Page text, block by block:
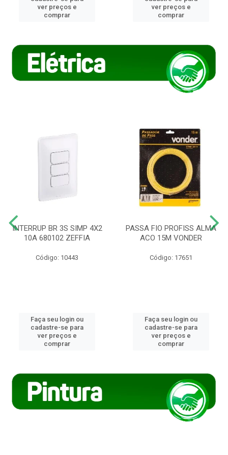
ver preços e
comprar
ver preços e
comprar
INTERRUP BR 3S SIMP 4X2
10A 680102 ZEFFIA
Código: 10443
Faça seu login ou
cadastre-se para
ver preços e
comprar
PASSA FIO PROFISS ALMA
ACO 15M VONDER
Código: 17651
Faça seu login ou
cadastre-se para
ver preços e
comprar